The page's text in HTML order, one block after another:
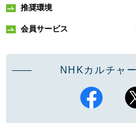
推奨環境
会員サービス
NHKカルチャ